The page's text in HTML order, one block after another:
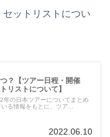
セットリストについ
？【ツアー日程・開催
リストについて】
年の日本ツアーについてまとめ
る情報をもとに、ツア...
2022.06.10